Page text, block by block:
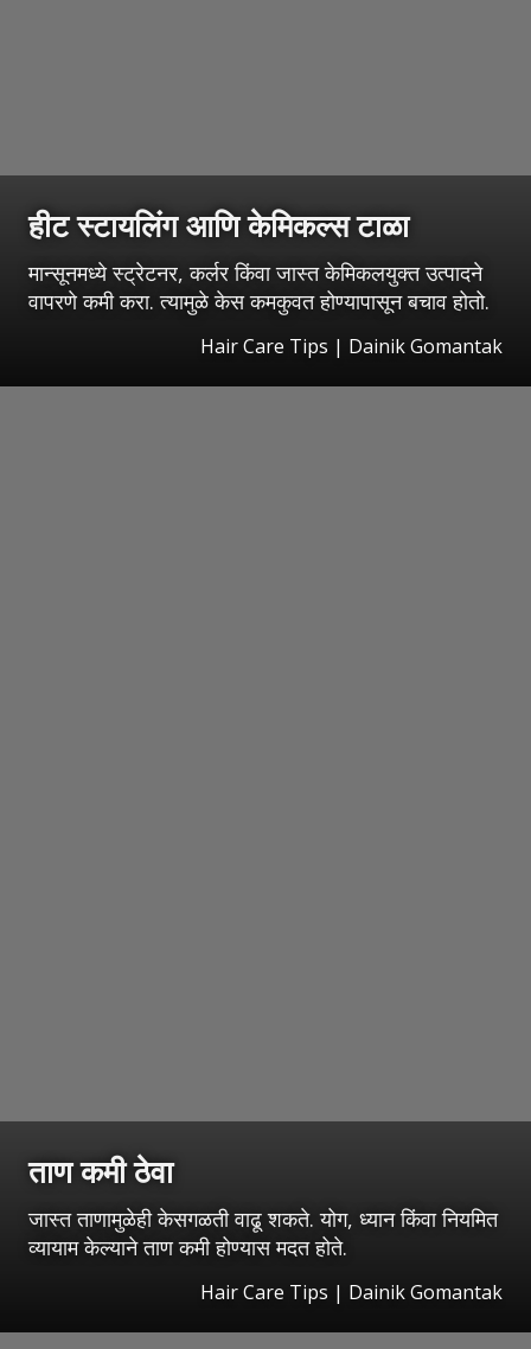
हीट स्टायलिंग आणि केमिकल्स टाळा
मान्सूनमध्ये स्ट्रेटनर, कर्लर किंवा जास्त केमिकलयुक्त उत्पादने
वापरणे कमी करा. त्यामुळे केस कमकुवत होण्यापासून बचाव होतो.
Hair Care Tips | Dainik Gomantak
ताण कमी ठेवा
जास्त ताणामुळेही केसगळती वाढू शकते. योग, ध्यान किंवा नियमित
व्यायाम केल्याने ताण कमी होण्यास मदत होते.
Hair Care Tips | Dainik Gomantak